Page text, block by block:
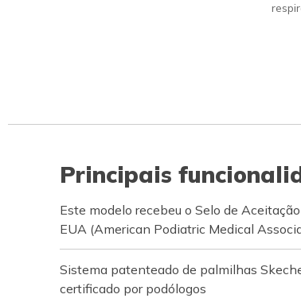
Principais
Este modelo recebeu o Selo de
EUA (American Podiatric Medical
Sistema patenteado de palmilhas
certificado por podólogos